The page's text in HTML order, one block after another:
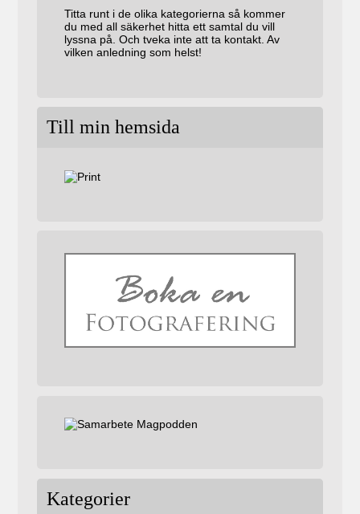
Titta runt i de olika kategorierna så kommer
du med all säkerhet hitta ett samtal du vill
lyssna på. Och tveka inte att ta kontakt. Av
vilken anledning som helst!
Till min hemsida
Kategorier